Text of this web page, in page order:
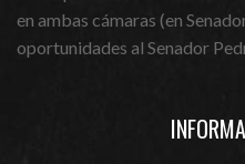
en ambas cámaras (en
oportunidades al Senador